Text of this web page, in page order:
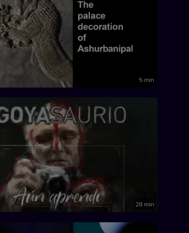
5 min
28 min